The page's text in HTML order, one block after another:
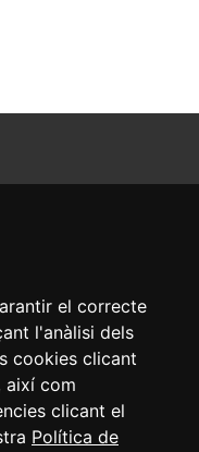
el correcte
l'anàlisi dels
cookies clicant
així com
clicant el
Política de